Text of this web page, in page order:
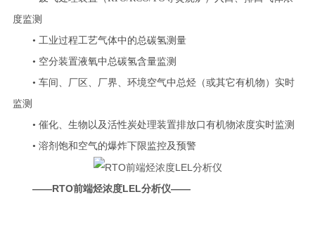
度监测
• 工业过程工艺气体中的总碳氢测量
• 空分装置液氧中总碳氢含量监测
• 车间、厂区、厂界、环境空气中总烃（或其它有机物）实时
监测
• 催化、生物以及活性炭处理装置排放口有机物浓度实时监测
• 溶剂饱和空气的爆炸下限监控及预警
——RTO前端烃浓度LEL分析仪——